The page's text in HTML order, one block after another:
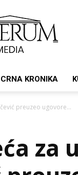
media
CRNA KRONIKA
preuzeo ugovore...
za